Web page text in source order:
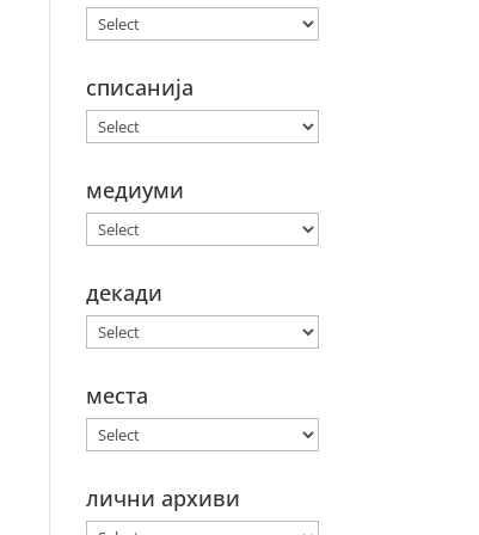
списанија
медиуми
декади
места
лични архиви